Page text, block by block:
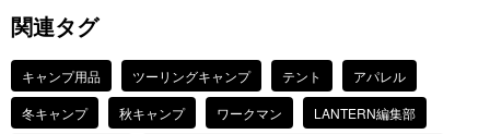
関連タグ
キャンプ用品 ツーリングキャンプ テント
アパレル
冬キャンプ
秋キャンプ ワークマン
LANTERN編集部